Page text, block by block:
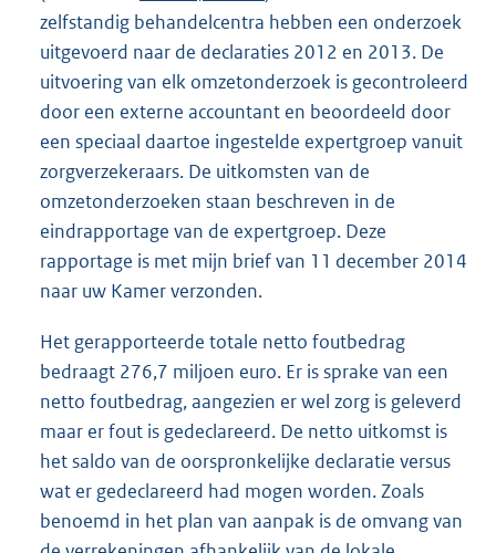
zelfstandig behandelcentra hebben een onderzoek
uitgevoerd naar de declaraties 2012 en 2013. De
uitvoering van elk omzetonderzoek is gecontroleerd
door een externe accountant en beoordeeld door
een speciaal daartoe ingestelde expertgroep vanuit
zorgverzekeraars. De uitkomsten van de
omzetonderzoeken staan beschreven in de
eindrapportage van de expertgroep. Deze
rapportage is met mijn brief van 11 december 2014
naar uw Kamer verzonden.
Het gerapporteerde totale netto foutbedrag
bedraagt 276,7 miljoen euro. Er is sprake van een
netto foutbedrag, aangezien er wel zorg is geleverd
maar er fout is gedeclareerd. De netto uitkomst is
het saldo van de oorspronkelijke declaratie versus
wat er gedeclareerd had mogen worden. Zoals
benoemd in het plan van aanpak is de omvang van